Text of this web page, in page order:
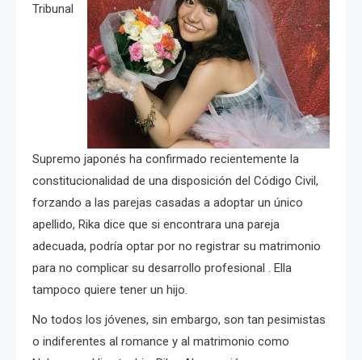
Tribunal
Supremo japonés ha confirmado recientemente la
constitucionalidad de una disposición del Código Civil,
forzando a las parejas casadas a adoptar un único
apellido, Rika dice que si encontrara una pareja
adecuada, podría optar por no registrar su matrimonio
para no complicar su desarrollo profesional . Ella
tampoco quiere tener un hijo.
No todos los jóvenes, sin embargo, son tan pesimistas
o indiferentes al romance y al matrimonio como